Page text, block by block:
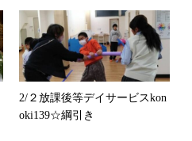
2/２放課後等デイサービスkon
oki139☆綱引き